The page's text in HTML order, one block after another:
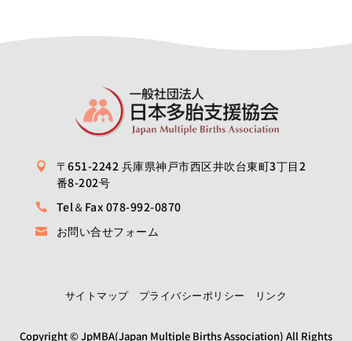

〒651-2242 兵庫県神戸市西区井吹台東町3丁目2
番8-202号
 Tel＆Fax 078-992-0870
 お問い合せフォーム
サイトマップ プライバシーポリシー リンク
Copyright © JpMBA(Japan Multiple Births Association) All Rights